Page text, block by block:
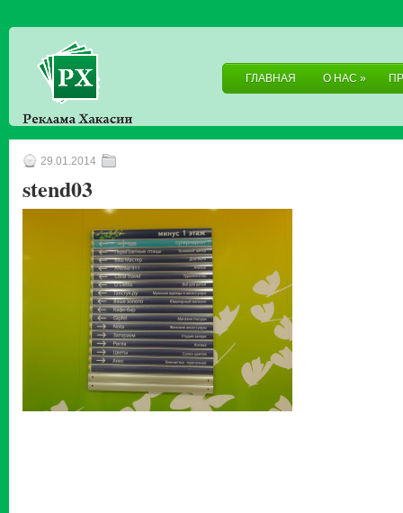
ГЛАВНАЯ О НАС »
29.01.2014
stend03